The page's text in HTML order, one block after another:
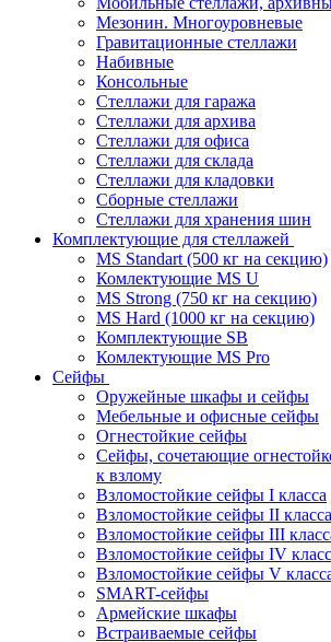
Мезонин. Многоуровневые
Гравитационные стеллажи
Набивные
Консольные
Стеллажи для гаража
Стеллажи для архива
Стеллажи для офиса
Стеллажи для склада
Стеллажи для кладовки
Сборные стеллажи
Стеллажи для хранения шин
Комплектующие для стеллажей
MS Standart (500 кг на секцию)
Комлектующие MS U
MS Strong (750 кг на секцию)
MS Hard (1000 кг на секцию)
Комплектующие SB
Комлектующие MS Pro
Сейфы
Оружейные шкафы и сейфы
Мебельные и офисные сейфы
Огнестойкие сейфы
Сейфы, сочетающие
к взлому
Взломостойкие сейфы I класса
Взломостойкие сейфы II класса
Взломостойкие сейфы III
Взломостойкие сейфы IV
Взломостойкие сейфы V
SMART-сейфы
Армейские шкафы
Встраиваемые сейфы